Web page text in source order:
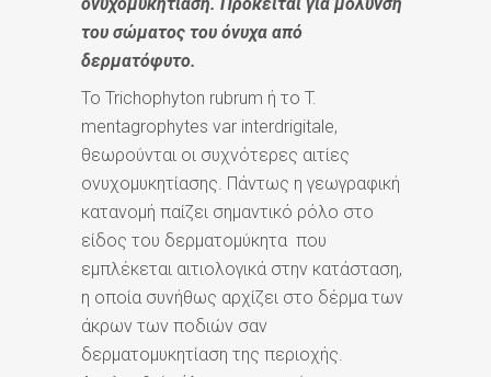
του σώματος του όνυχα από
δερματόφυτο.
Το Trichophyton rubrum ή το T.
mentagrophytes var interdrigitale,
θεωρούνται οι συχνότερες αιτίες
ονυχομυκητίασης. Πάντως η γεωγραφική
κατανομή παίζει σημαντικό ρόλο στο
είδος του δερματομύκητα που
εμπλέκεται αιτιολογικά στην κατάσταση,
η οποία συνήθως αρχίζει στο δέρμα των
άκρων των ποδιών σαν
δερματομυκητίαση της περιοχής.